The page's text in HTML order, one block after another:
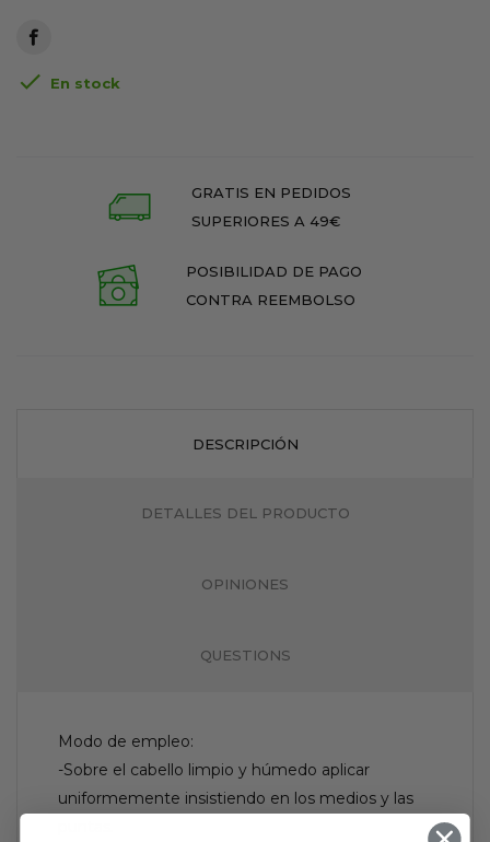
 En stock
GRATIS EN PEDIDOS
SUPERIORES A 49€
POSIBILIDAD DE PAGO
CONTRA REEMBOLSO
DESCRIPCIÓN
DETALLES DEL PRODUCTO
OPINIONES
QUESTIONS
Modo de empleo:
-Sobre el cabello limpio y húmedo aplicar
uniformemente insistiendo en los medios y las